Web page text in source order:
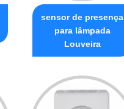
sensor de presença
para lâmpada
Louveira